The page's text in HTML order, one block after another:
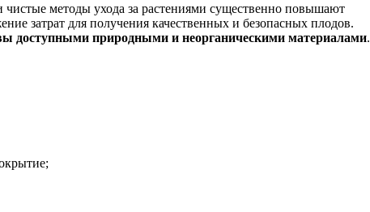
чистые методы ухода за растениями существенно повышают
затрат для получения качественных и безопасных плодов.
доступными природными и неорганическими материалами.